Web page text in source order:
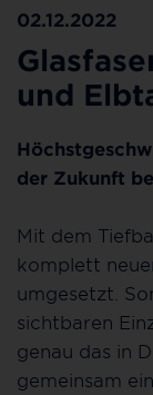
02.12.2022
und
der Zukunft
Mit dem
komplett
umgesetzt.
sichtbaren
genau das in
gemeinsam